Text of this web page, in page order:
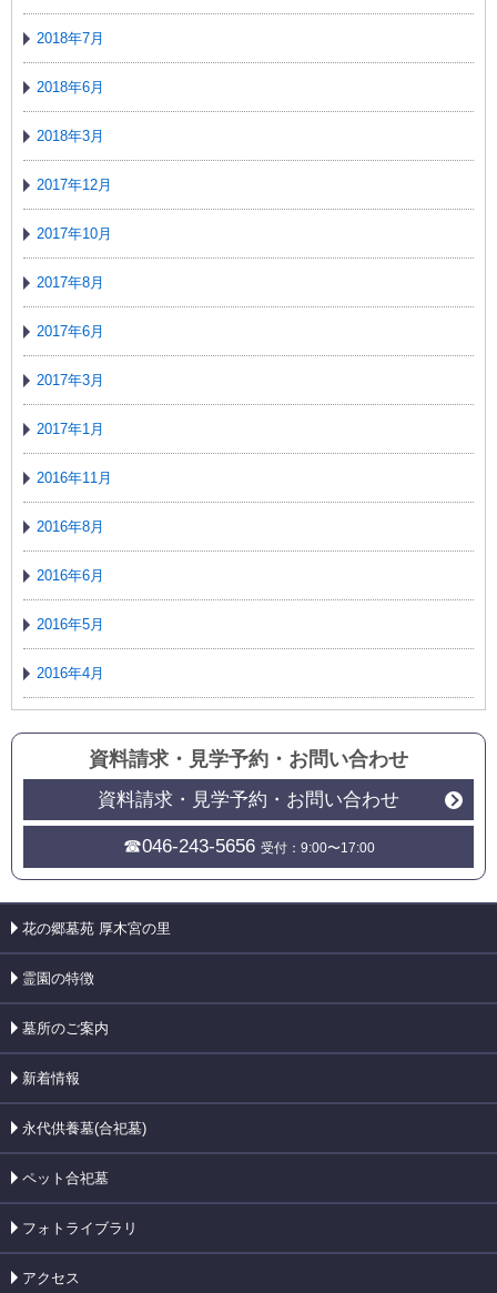
2018年7月
2018年6月
2018年3月
2017年12月
2017年10月
2017年8月
2017年6月
2017年3月
2017年1月
2016年11月
2016年8月
2016年6月
2016年5月
2016年4月
資料請求・見学予約 ・ お問い合わせ
資料請求・見学予約・お問い合わせ
☎046-243-5656 受付：9:00〜17:00
花の郷墓苑 厚木宮の里
霊園の特徴
墓所のご案内
新着情報
永代供養墓(合祀墓)
ペット合祀墓
フォトライブラリ
アクセス